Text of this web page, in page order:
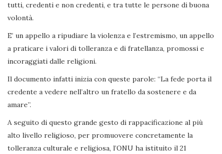
tutti, credenti e non credenti, e tra tutte le persone di buona
volontà.
E’ un appello a ripudiare la violenza e l’estremismo, un appello
a praticare i valori di tolleranza e di fratellanza, promossi e
incoraggiati dalle religioni.
Il documento infatti inizia con queste parole: “La fede porta il
credente a vedere nell’altro un fratello da sostenere e da
amare”.
A seguito di questo grande gesto di rappacificazione al più
alto livello religioso, per promuovere concretamente la
tolleranza culturale e religiosa, l’ONU ha istituito il 21